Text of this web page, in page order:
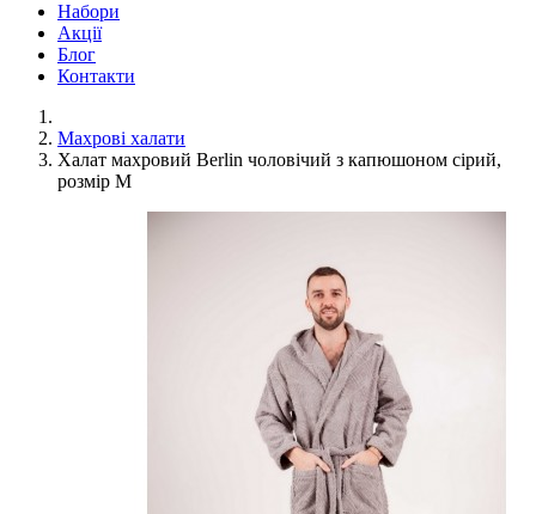
Набори
Акції
Блог
Контакти
Махрові халати
Халат махровий Berlin чоловічий з капюшоном сірий,
розмір M